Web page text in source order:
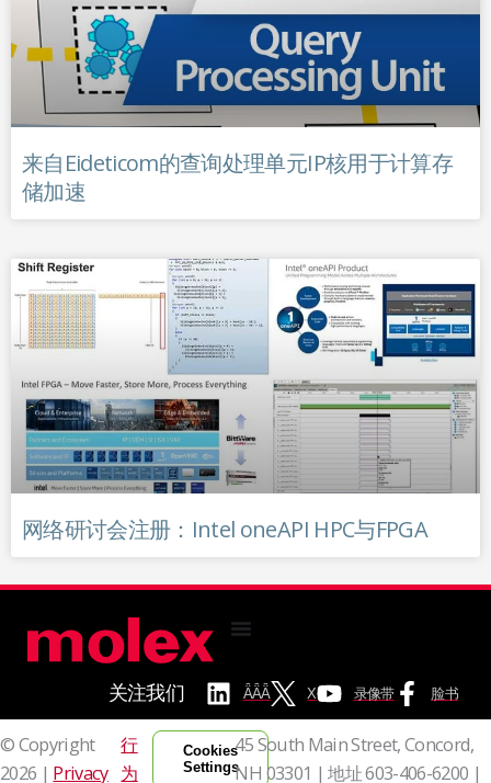
来自Eideticom的查询处理单元IP核用于计算存
储加速
网络研讨会注册：Intel oneAPI HPC与FPGA
ǞǞǞ X 录像带 脸书
关注我们
© Copyright
2026 | Privacy
行
为
Cookies
Settings
45 South Main Street, Concord,
NH 03301 | 地址603-406-6200 |